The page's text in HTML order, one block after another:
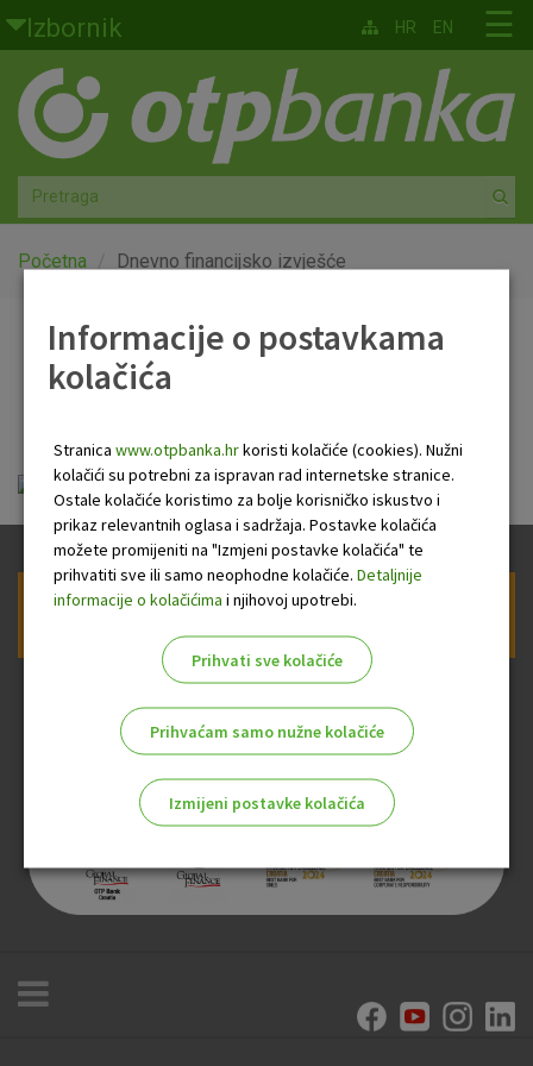
Skoči na glavni sadržaj
Izbornik
Građani
Privatno bankarstvo
Agro
Mala poduzeća i obrtnici
Globalna tržišta
O nama
☰
HR EN
Početna Dnevno financijsko izvješće
Dnevno financijsko
Dnevno financijsko izvješće.pdf
Prijava na newsletter OTP banke
Informacije o postavkama
kolačića
Stranica www.otpbanka.hrkoristi kolačiće (cookies). Nužni
kolačići su potrebni za ispravan rad internetske stranice.
Ostale kolačiće koristimo za bolje korisničko iskustvo i
prikaz relevantnih oglasa i sadržaja. Postavke kolačića
možete promijeniti na "Izmjeni postavke kolačića" te
prihvatiti sve ili samo neophodne kolačiće. Detaljnije
informacije o kolačićima i njihovoj upotrebi.
Prihvati sve kolačiće
Prihvaćam samo nužne kolačiće
Izmijeni postavke kolačića